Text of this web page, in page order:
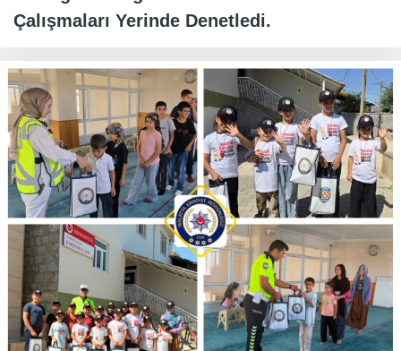
Çalışmaları Yerinde Denetledi.